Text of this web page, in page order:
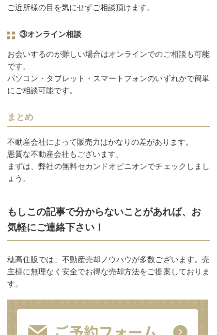
ご近所様の目を気にせずご相談頂けます。
③オンライン相談
お会いするのが難しい場合はオンラインでのご相談も可能
です。
パソコン・タブレット・スマートフォンのいずれかで簡単
にご相談可能です。
まとめ
不動産会社によって販売力はかなりの差があります。
悪質な不動産会社もございます。
まずは、弊社の無料セカンドオピニオンでチェックしまし
ょう。
もしこの記事で分からないことがあれば、お
気軽にご連絡下さい！
穂高住販では、不動産売却ノウハウが多数ございます。売
主様に無理なく安全でお得な売却方法をご提案しておりま
す。